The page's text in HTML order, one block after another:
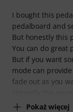
I bought this
pedalboard and
But honestly this
You can do great
But if you want
mode can
fade out as you
Pokaż więcej